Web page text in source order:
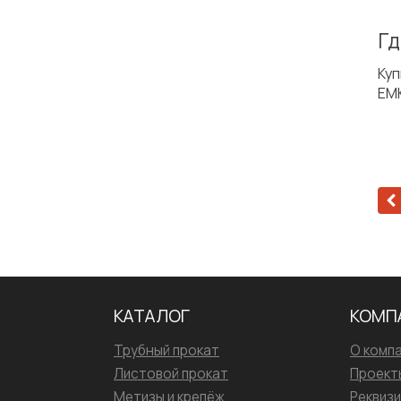
КАТАЛОГ
Трубный прокат
Листовой прокат
Метизы и крепёж
О